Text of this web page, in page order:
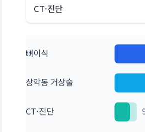
CT·진단
뼈이식
상악동 거상술
CT·진단